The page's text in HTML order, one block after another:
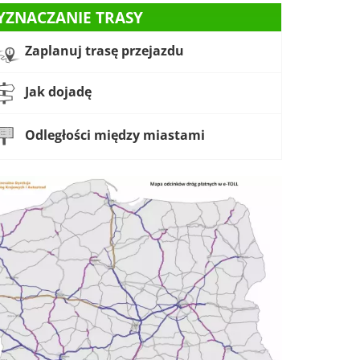
TRASY
Zaplanuj trasę przejazdu
Jak dojadę
Odległości między miastami